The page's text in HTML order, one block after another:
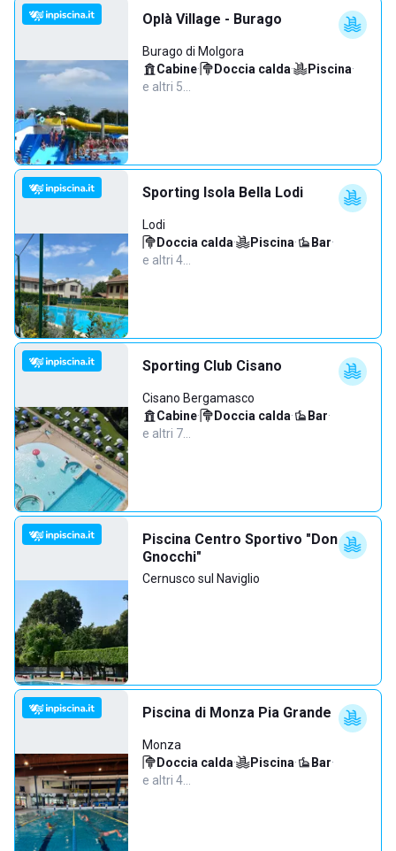
Oplà Village - Burago
Burago di Molgora
Cabine· Doccia calda· Piscina·
e altri 5…
Sporting Isola Bella Lodi
Lodi
Doccia calda· Piscina· Bar·
e altri 4…
Sporting Club Cisano
Cisano Bergamasco
Cabine· Doccia calda· Bar·
e altri 7…
Piscina Centro Sportivo "Don
Gnocchi"
Cernusco sul Naviglio
Piscina di Monza Pia Grande
Monza
Doccia calda· Piscina· Bar·
e altri 4…